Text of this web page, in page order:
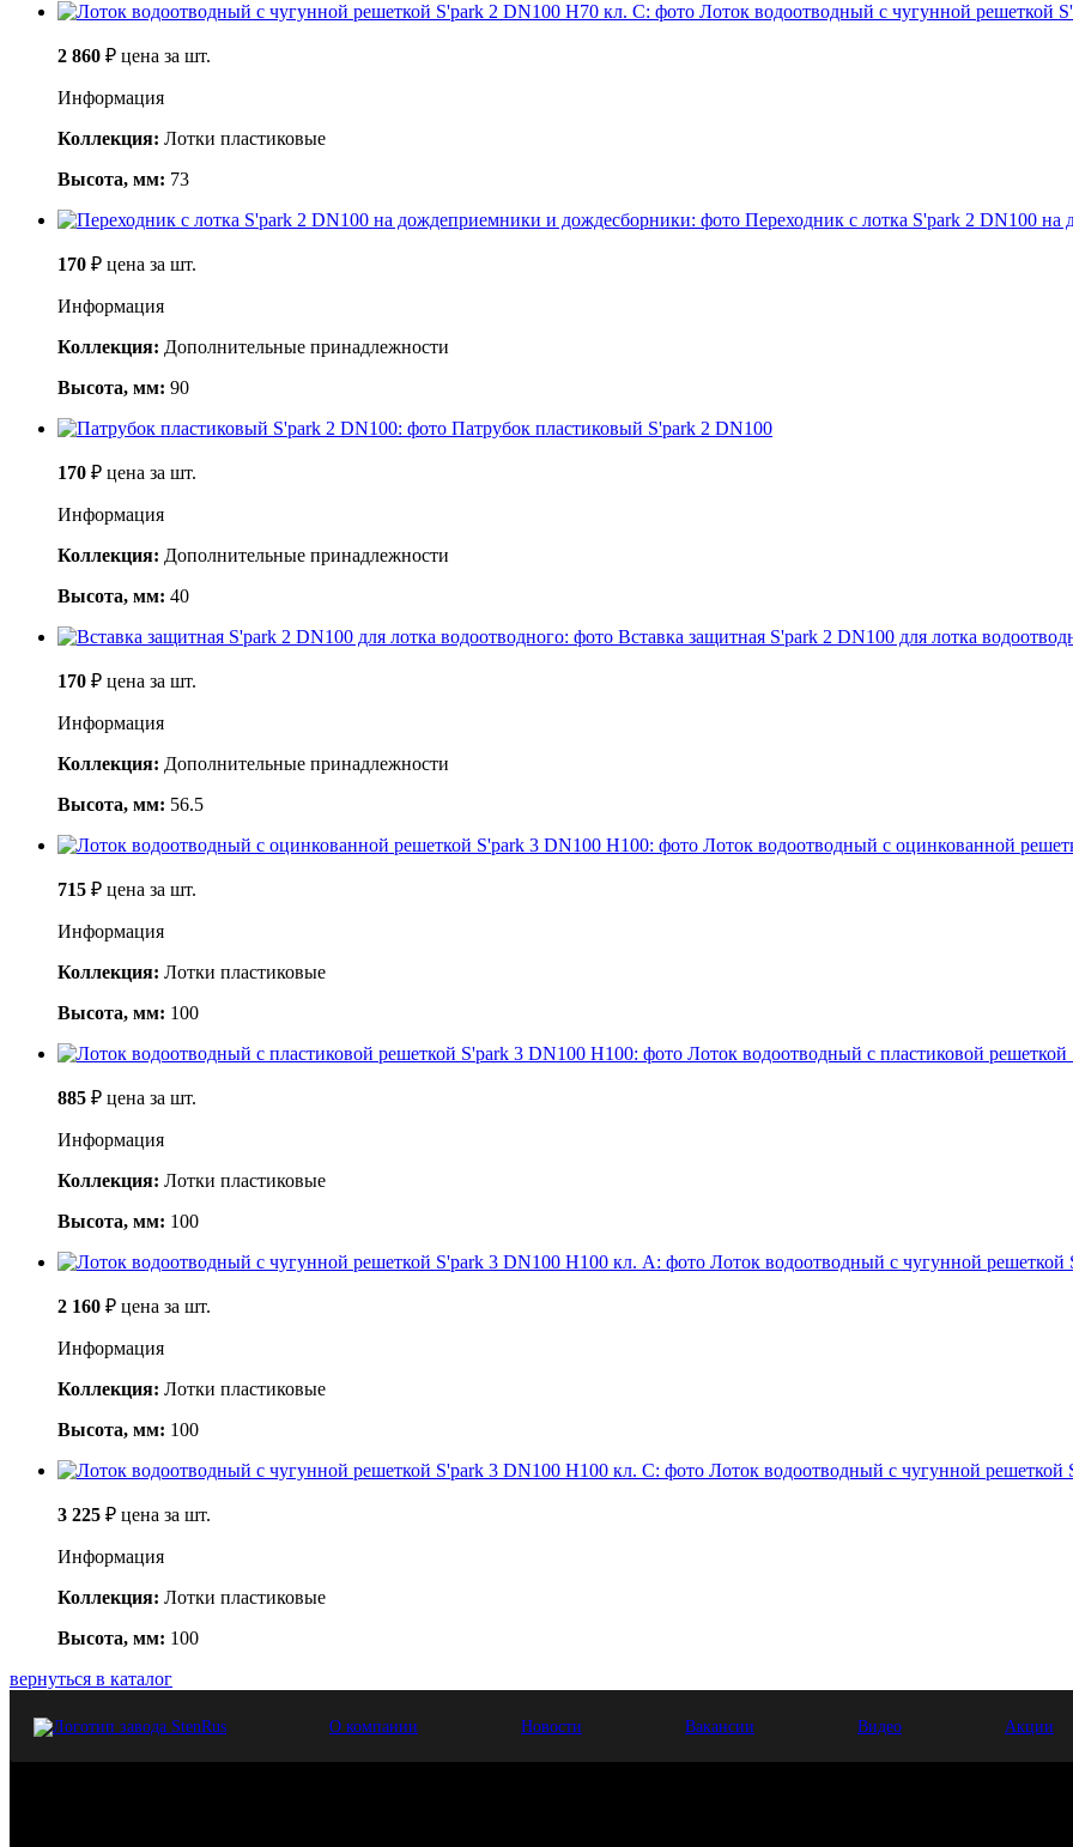
Лоток водоотводный с чугунной решеткой
2 860 ₽ цена за шт.
Информация
Коллекция: Лотки пластиковые
Высота, мм: 73
Переходник с лотка S'park 2 DN100
170 ₽ цена за шт.
Информация
Коллекция: Дополнительные принадлежности
Высота, мм: 90
Патрубок пластиковый S'park 2 DN100
170 ₽ цена за шт.
Информация
Коллекция: Дополнительные принадлежности
Высота, мм: 40
Вставка защитная S'park 2 DN100 для лотка
170 ₽ цена за шт.
Информация
Коллекция: Дополнительные принадлежности
Высота, мм: 56.5
Лоток водоотводный с оцинкованной
715 ₽ цена за шт.
Информация
Коллекция: Лотки пластиковые
Высота, мм: 100
Лоток водоотводный с пластиковой
885 ₽ цена за шт.
Информация
Коллекция: Лотки пластиковые
Высота, мм: 100
Лоток водоотводный с чугунной
2 160 ₽ цена за шт.
Информация
Коллекция: Лотки пластиковые
Высота, мм: 100
Лоток водоотводный с чугунной
3 225 ₽ цена за шт.
Информация
Коллекция: Лотки пластиковые
Высота, мм: 100
вернуться в каталог
О компании Новости Вакансии Видео Акции